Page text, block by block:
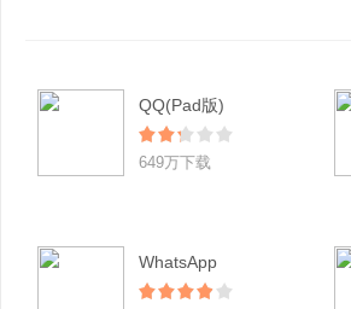
QQ(Pad版)
649万下载
WhatsApp